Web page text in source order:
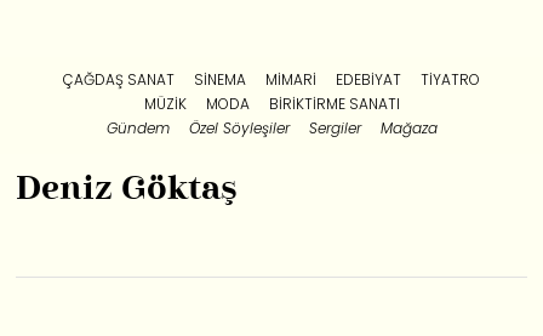
ÇAĞDAŞ SANAT SINEMA MIMARI EDEBIYAT
TIYATRO
MÜZIK
MODA
BIRIKTIRME SANATI
Gündem
Özel Söyleşiler Sergiler Mağaza
Deniz Göktaş